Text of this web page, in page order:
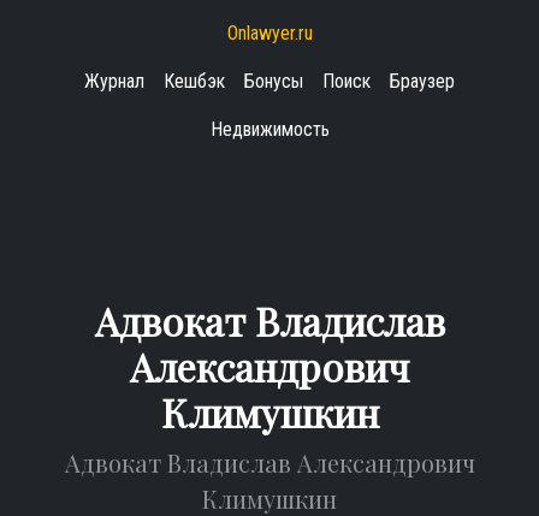
Onlawyer.ru
Журнал Кешбэк Бонусы Поиск Браузер
Недвижимость
Адвокат Владислав
Александрович
Климушкин
Адвокат Владислав Александрович
Климушкин